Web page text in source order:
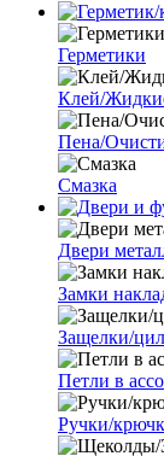
Герметики
Клей/
Пена/
Смазка
Двери
Замки
Защелки/
Петли в
Ручки/